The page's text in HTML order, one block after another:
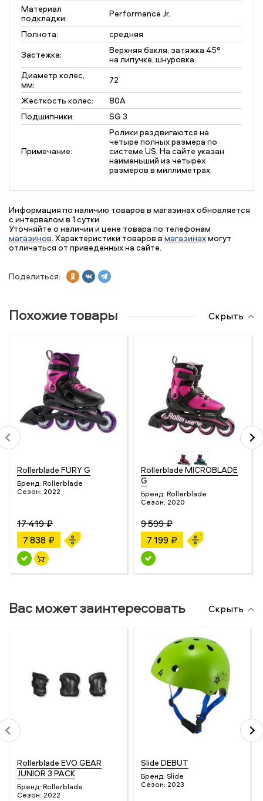
Материал
подкладки:
Performance Jr.
Полнота:
средняя
Застежка:
Верхняя бакля, затяжка 45°
на липучке, шнуровка
Диаметр колес,
мм:
72
Жесткость колес:
80A
Подшипники:
SG 3
Примечание:
Ролики раздвигаются на
четыре полных размера по
системе US. На сайте указан
наименьший из четырех
размеров в миллиметрах.
Информация по наличию товаров в магазинах обновляется
с интервалом в 1 сутки
Уточняйте о наличии и цене товара по телефонам
магазинов. Характеристики товаров в магазинахмогут
отличаться от приведенных на сайте.
Поделиться:
Похожие товары Скрыть
Rollerblade FURY G
Бренд: Rollerblade
Сезон: 2022
17 419 ₽
7 838 ₽
Rollerblade MICROBLADE
G
Бренд: Rollerblade
Сезон: 2020
9 599 ₽
7 199 ₽
Вас может заинтересовать Скрыть
Rollerblade EVO GEAR
JUNIOR 3 PACK
Бренд: Rollerblade
Сезон: 2022
Slide DEBUT
Бренд: Slide
Сезон: 2023